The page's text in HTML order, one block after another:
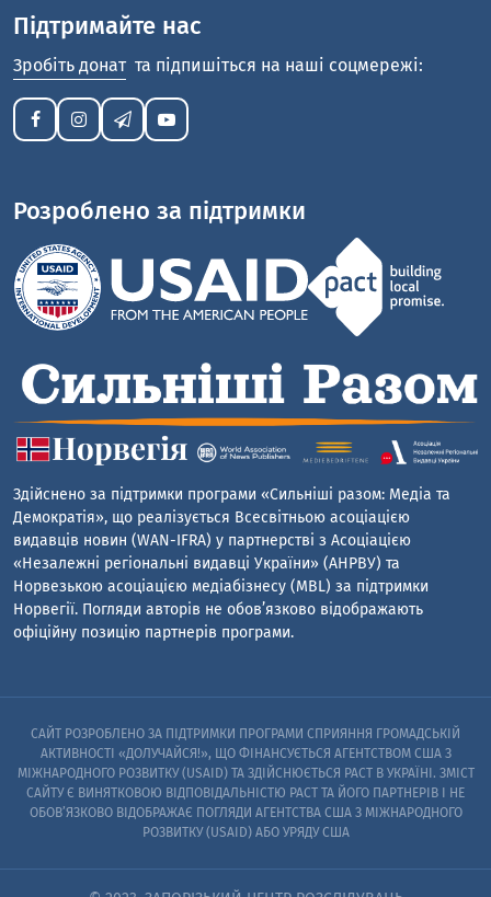
Підтримайте нас
Зробіть донат та підпишіться на наші соцмережі:
Розроблено за підтримки
Здійснено за підтримки програми «Сильніші разом: Медіа та
Демократія», що реалізується Всесвітньою асоціацією
видавців новин (WAN-IFRA) у партнерстві з Асоціацією
«Незалежні регіональні видавці України» (АНРВУ) та
Норвезькою асоціацією медіабізнесу (MBL) за підтримки
Норвегії. Погляди авторів не обов’язково відображають
офіційну позицію партнерів програми.
САЙТ РОЗРОБЛЕНО ЗА ПІДТРИМКИ ПРОГРАМИ СПРИЯННЯ ГРОМАДСЬКІЙ
АКТИВНОСТІ «ДОЛУЧАЙСЯ!», ЩО ФІНАНСУЄТЬСЯ АГЕНТСТВОМ США З
МІЖНАРОДНОГО РОЗВИТКУ (USAID) ТА ЗДІЙСНЮЄТЬСЯ PACT В УКРАЇНІ. ЗМІСТ
САЙТУ Є ВИНЯТКОВОЮ ВІДПОВІДАЛЬНІСТЮ PACT ТА ЙОГО ПАРТНЕРІВ I НЕ
ОБОВ’ЯЗКОВО ВІДОБРАЖАЄ ПОГЛЯДИ АГЕНТСТВА США З МІЖНАРОДНОГО
РОЗВИТКУ (USAID) АБО УРЯДУ США